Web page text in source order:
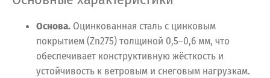
Основа. Оцинкованная сталь с цинковым
покрытием (Zn275) толщиной 0,5–0,6 мм, что
обеспечивает конструктивную жёсткость и
устойчивость к ветровым и снеговым нагрузкам.